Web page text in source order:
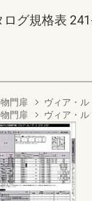
グ規格表
門扉
ヴィア・ル
門扉 ヴィア・ル